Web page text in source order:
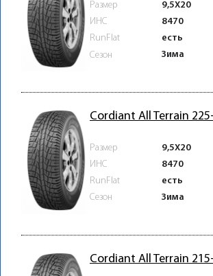
Размер
9,5X20
ИНС
8470
RunFlat
есть
Сезон
Зима
Cordiant All Terrain
Размер
9,5X20
ИНС
8470
RunFlat
есть
Сезон
Зима
Cordiant All Terrain